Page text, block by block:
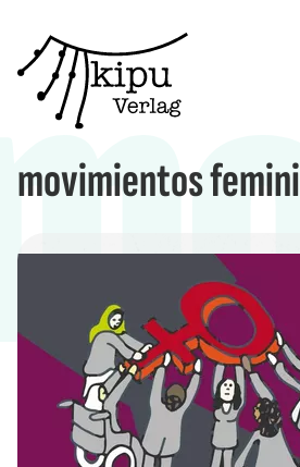
Inhalt
springen
movimientos